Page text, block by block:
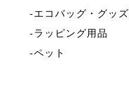
エコバッグ・グッズ
ラッピング用品
ペット